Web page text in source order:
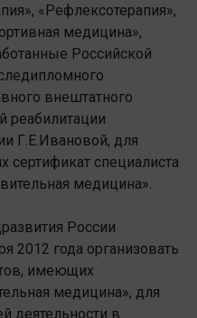
«Рефлексотерапия»,
медицина»,
Российской
внештатного
реабилитации
Г.Е.Ивановой, для
специалиста
медицина».
России
2012 года организовать
имеющих
медицина», для
деятельности в